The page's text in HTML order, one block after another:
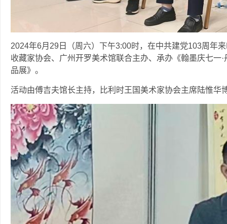
2024年6月29日（周六）下午3:00时，在中共建党103周年
收藏家协会、广州开罗美术馆联合主办、承办《翰墨庆七
品展》。
活动由傅吉夫馆长主持，比利时王国美术家协会主席陆惟华